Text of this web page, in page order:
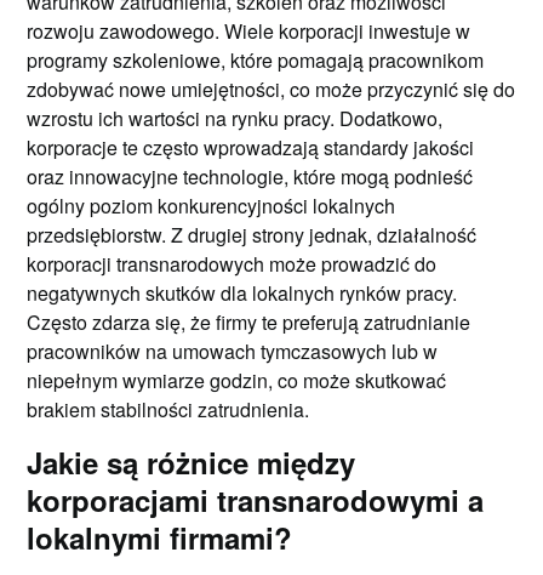
rozwoju zawodowego. Wiele korporacji inwestuje w
programy szkoleniowe, które pomagają pracownikom
zdobywać nowe umiejętności, co może przyczynić się do
wzrostu ich wartości na rynku pracy. Dodatkowo,
korporacje te często wprowadzają standardy jakości
oraz innowacyjne technologie, które mogą podnieść
ogólny poziom konkurencyjności lokalnych
przedsiębiorstw. Z drugiej strony jednak, działalność
korporacji transnarodowych może prowadzić do
negatywnych skutków dla lokalnych rynków pracy.
Często zdarza się, że firmy te preferują zatrudnianie
pracowników na umowach tymczasowych lub w
niepełnym wymiarze godzin, co może skutkować
brakiem stabilności zatrudnienia.
Jakie są różnice między
korporacjami transnarodowymi a
lokalnymi firmami?